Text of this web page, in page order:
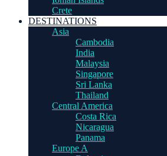
Crete
DESTINATIONS
Asia
Cambodia
India
Malaysia
Singapore
Sri Lanka
Thailand
Central America
Costa Rica
Nicaragua
Panama
Europe A